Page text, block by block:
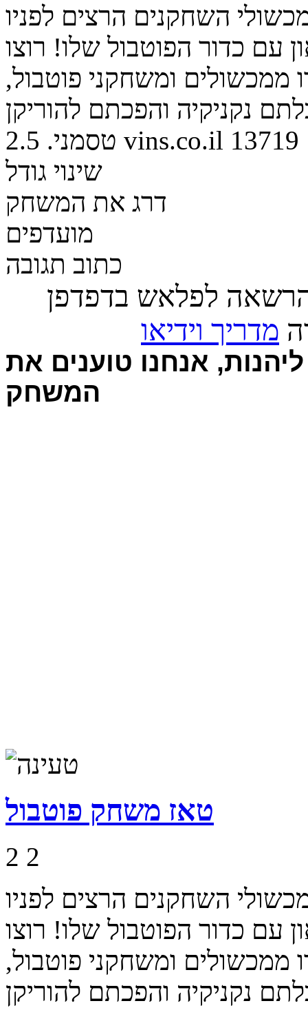
השחקנים הרצים לפניו
עם כדור הפוטבול שלו! רוצו
ומשחקני פוטבול,
נקניקיה והפכתם להוריקן
טסמני. 2.5 vins.co.il 13719
שינוי גודל
דרג את המשחק
מועדפים
כתוב תגובה
לפלאש בדפדפן
מדריך וידיאו
אנחנו טוענים את
המשחק
טאז משחק פוטבול
2 2
השחקנים הרצים לפניו
עם כדור הפוטבול שלו! רוצו
ומשחקני פוטבול,
נקניקיה והפכתם להוריקן